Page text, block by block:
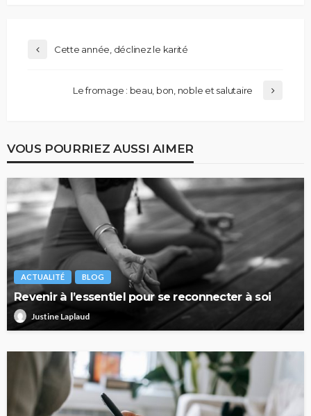
Cette année, déclinez le karité
Le fromage : beau, bon, noble et salutaire
VOUS POURRIEZ AUSSI AIMER
ACTUALITÉ BLOG
Revenir à l’essentiel pour se reconnecter à soi
Justine Laplaud